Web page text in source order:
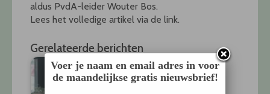
aldus PvdA-leider Wouter Bos.
Lees het volledige artikel via de link.
Gerelateerde berichten
Voer je naam en email adres in voor
de maandelijkse gratis nieuwsbrief!